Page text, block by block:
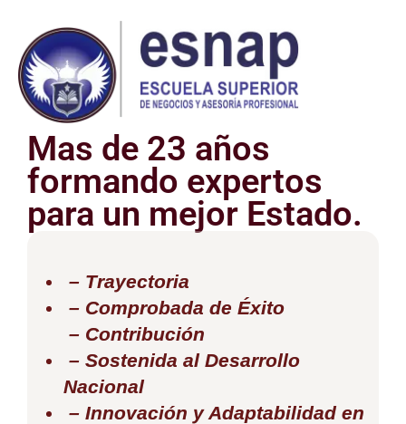
Mas de 23 años
formando expertos
para un mejor Estado.
– Trayectoria
– Comprobada de Éxito
– Contribución
– Sostenida al Desarrollo
Nacional
– Innovación y Adaptabilidad en